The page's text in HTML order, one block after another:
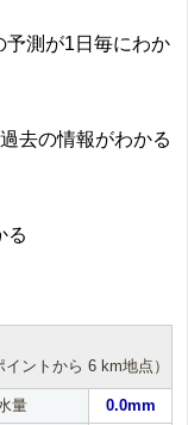
予測が1日毎にわか
去の情報がわかる
る
イントから 6 km地点）
量
0.0mm